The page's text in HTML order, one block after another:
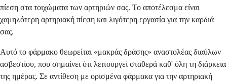
πίεση στα τοιχώματα των αρτηριών σας. Το αποτέλεσμα είναι
χαμηλότερη αρτηριακή πίεση και λιγότερη εργασία για την καρδιά
σας.
Αυτό το φάρμακο θεωρείται «μακράς δράσης» αναστολέας διαύλων
ασβεστίου, που σημαίνει ότι λειτουργεί σταθερά καθ' όλη τη διάρκεια
της ημέρας. Σε αντίθεση με ορισμένα φάρμακα για την αρτηριακή